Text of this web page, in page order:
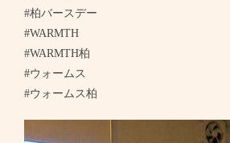
#柏バースデー
#WARMTH
#WARMTH柏
#ウォームス
#ウォームス柏